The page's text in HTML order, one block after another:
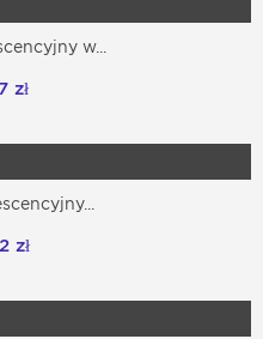
w...
zł
zł